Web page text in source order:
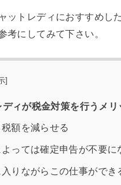
ットレディにおすすめし
考にしてみて下さい。
ィが税金対策を行うメリ
額を減らせる
っては確定申告が不要に
りながらこの仕事ができ